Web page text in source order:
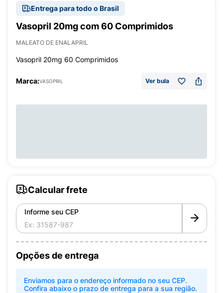
Entrega para todo o Brasil
Vasopril 20mg com 60 Comprimidos
MALEATO DE ENALAPRIL
Vasopril 20mg 60 Comprimidos
Marca:VASOPRIL Ver bula
Calcular frete
Informe seu CEP
Opções de entrega
Enviamos para o endereço informado no seu CEP.
Confira abaixo o prazo de entrega para a sua região.